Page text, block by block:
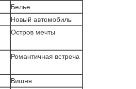
Белье
Новый автомобиль
Остров мечты
Романтичная встреча
Вишня